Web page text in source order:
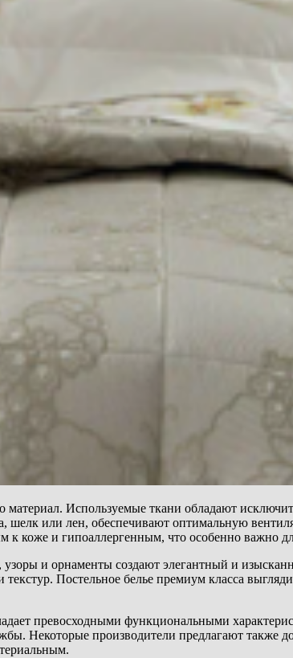
Используемые ткани обладают
шелк или лен, обеспечивают оптимальную
к коже и гипоаллергенным, что особенно важно
и орнаменты создают элегантный и
Постельное белье премиум класса
превосходными функциональными
Некоторые производители предлагают